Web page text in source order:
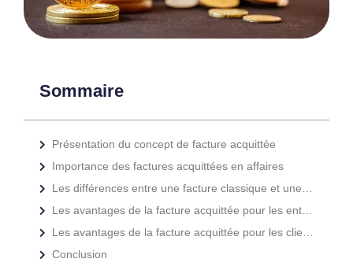
Sommaire
Présentation du concept de facture acquittée
Importance des factures acquittées en affaires
Conclusion